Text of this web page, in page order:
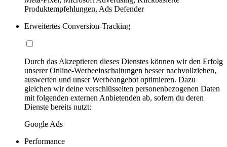
Produktempfehlungen, Ads Defender
Erweitertes Conversion-Tracking
Durch das Akzeptieren dieses Dienstes können wir den Erfolg
unserer Online-Werbeeinschaltungen besser nachvollziehen,
auswerten und unser Werbeangebot optimieren. Dazu
gleichen wir deine verschlüsselten personenbezogenen Daten
mit folgenden externen Anbietenden ab, sofern du deren
Dienste bereits nutzt:
Google Ads
Performance